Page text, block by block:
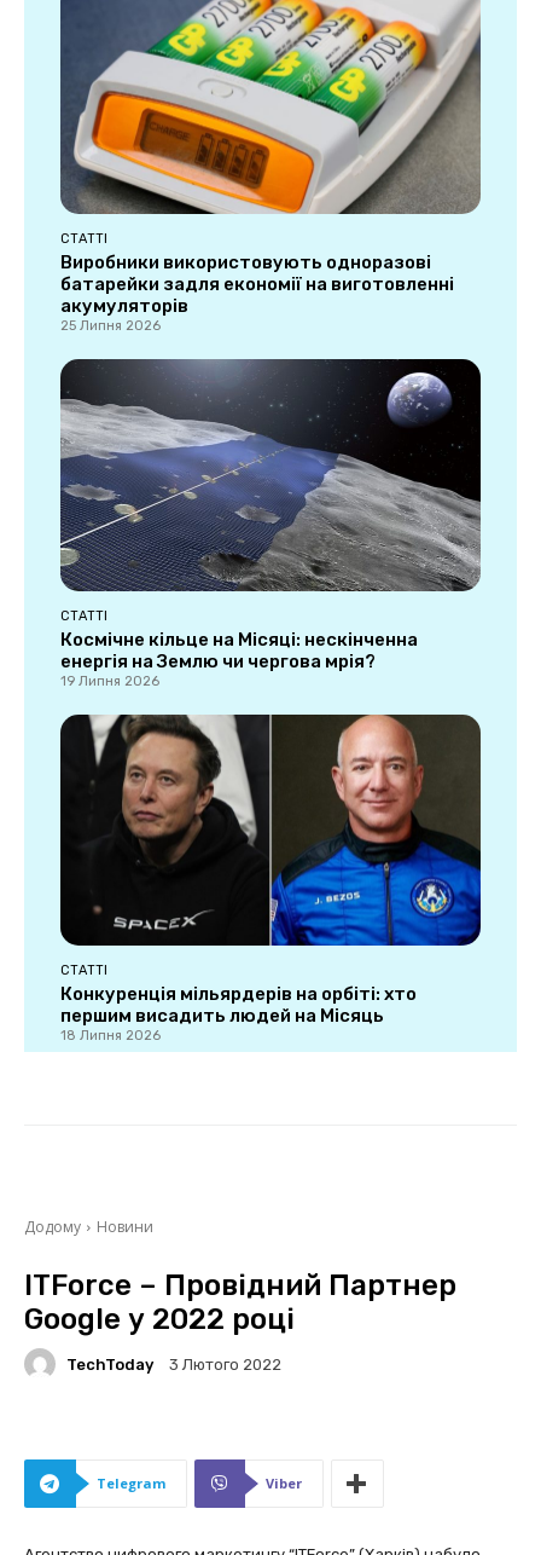
СТАТТІ
Виробники використовують одноразові
батарейки задля економії на виготовленні
акумуляторів
25 Липня 2026
СТАТТІ
Космічне кільце на Місяці: нескінченна
енергія на Землю чи чергова мрія?
19 Липня 2026
СТАТТІ
Конкуренція мільярдерів на орбіті: хто
першим висадить людей на Місяць
18 Липня 2026